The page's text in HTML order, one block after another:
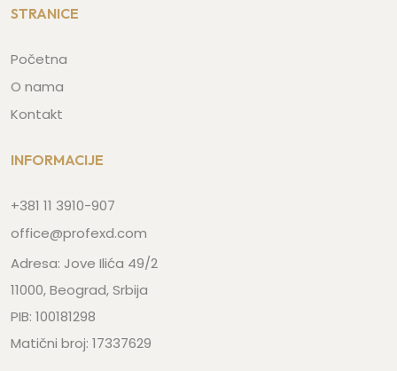
STRANICE
Početna
O nama
Kontakt
INFORMACIJE
+381 11 3910-907
office@profexd.com
Adresa: Jove Ilića 49/2
11000, Beograd, Srbija
PIB: 100181298
Matični broj: 17337629